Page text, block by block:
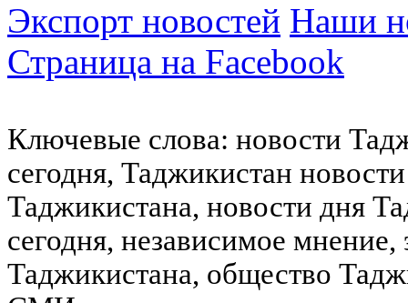
Экспорт новостей Наши
Страница на Facebook
Ключевые слова: новости
сегодня, Таджикистан
Таджикистана, новости дня
сегодня, независимое
Таджикистана, общество